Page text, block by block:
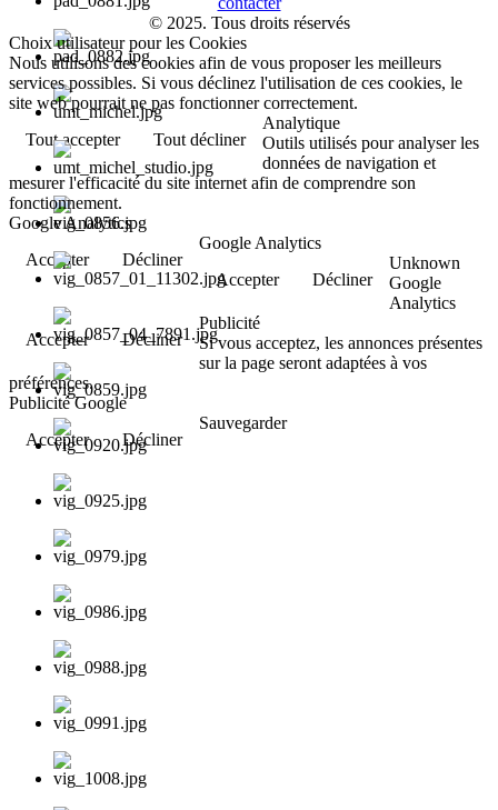
© 2025. Tous droits réservés
Choix utilisateur pour les Cookies
Nous utilisons des cookies afin de vous proposer les meilleurs
services possibles. Si vous déclinez l'utilisation de ces cookies, le
site web pourrait ne pas fonctionner correctement.
Tout accepter
Tout décliner
Analytique
Outils utilisés pour analyser les
données de navigation et
mesurer l'efficacité du site internet afin de comprendre son
fonctionnement.
Google Analytics
Accepter
Décliner
Google Analytics
Accepter
Décliner
Unknown
Google
Analytics
Accepter
Décliner
Publicité
Si vous acceptez, les annonces présentes
sur la page seront adaptées à vos
préférences.
Publicité Google
Accepter
Décliner
Sauvegarder